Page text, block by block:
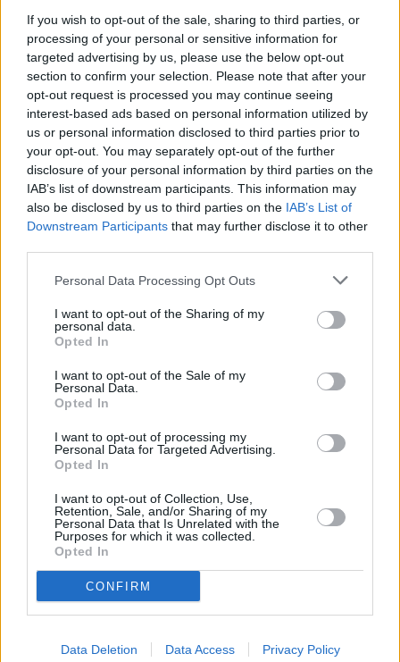
If you wish to opt-out of the sale, sharing to third parties, or
processing of your personal or sensitive information for
targeted advertising by us, please use the below opt-out
section to confirm your selection. Please note that after your
opt-out request is processed you may continue seeing
interest-based ads based on personal information utilized by
us or personal information disclosed to third parties prior to
your opt-out. You may separately opt-out of the further
disclosure of your personal information by third parties on the
IAB’s list of downstream participants. This information may
also be disclosed by us to third parties on the IAB’s List of
Downstream Participants that may further disclose it to other
Personal Data Processing Opt Outs
I want to opt-out of the Sharing of my
personal data.
Opted In
I want to opt-out of the Sale of my
Personal Data.
Opted In
I want to opt-out of processing my
Personal Data for Targeted Advertising.
Opted In
I want to opt-out of Collection, Use,
Retention, Sale, and/or Sharing of my
Personal Data that Is Unrelated with the
Purposes for which it was collected.
Opted In
CONFIRM
Data Deletion Data Access Privacy Policy
Sport
Hudba
Zprávy
» OTA SOFTWARE
Aktualizace firmware ze
satelitu
» VYHLEDÁVÁNÍ
...programů podle 'sítí'
» Dolby Digital
Programy v DD
» HDTV, 3DTV, 4K (UHD)
Programy ve 4K TV
CAID kódovacích
Identy v CA Viaccess
Identy v CA Seca
Identy v CA Nagravision
MTV Unlimited
O webu parabola.cz•O souborech cookies•
Dovolená u moře•Bazény